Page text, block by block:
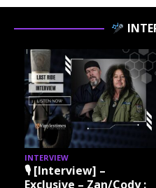
INTERVIEW
🎙 [Interview] –
Exclusive – Zan/Cody :